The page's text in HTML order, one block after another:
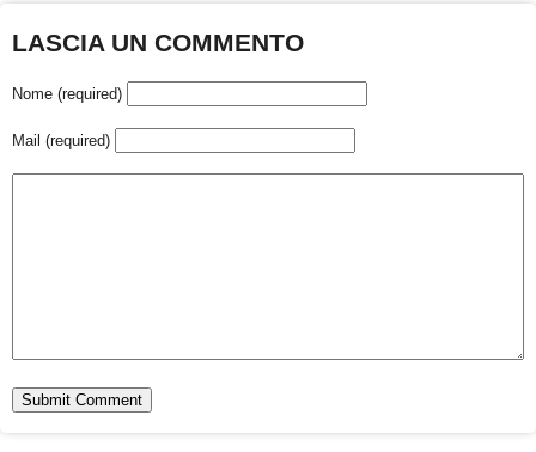
LASCIA UN COMMENTO
Nome (required)
Mail (required)